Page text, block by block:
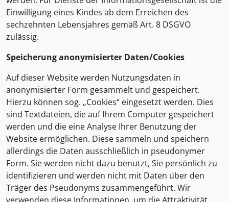
Einwilligung eines Kindes ab dem Erreichen des
sechzehnten Lebensjahres gemäß Art. 8 DSGVO
zulässig.
Speicherung anonymisierter Daten/Cookies
Auf dieser Website werden Nutzungsdaten in
anonymisierter Form gesammelt und gespeichert.
Hierzu können sog. „Cookies“ eingesetzt werden. Dies
sind Textdateien, die auf Ihrem Computer gespeichert
werden und die eine Analyse Ihrer Benutzung der
Website ermöglichen. Diese sammeln und speichern
allerdings die Daten ausschließlich in pseudonymer
Form. Sie werden nicht dazu benutzt, Sie persönlich zu
identifizieren und werden nicht mit Daten über den
Träger des Pseudonyms zusammengeführt. Wir